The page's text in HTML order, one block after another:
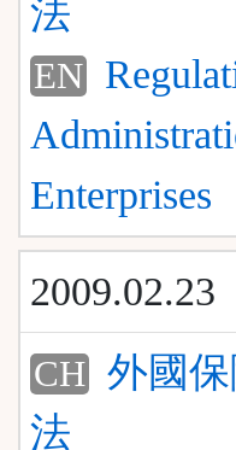
法
EN
Enterprises
2009.02.23
CH 外國
法